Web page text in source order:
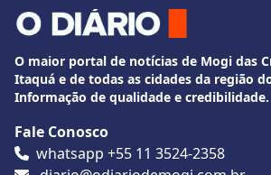
O maior portal de notícias de Mogi das
Itaquá e de todas as cidades da região
Informação de qualidade e credibilidade.
Fale Conosco
whatsapp +55 11 3524-2358